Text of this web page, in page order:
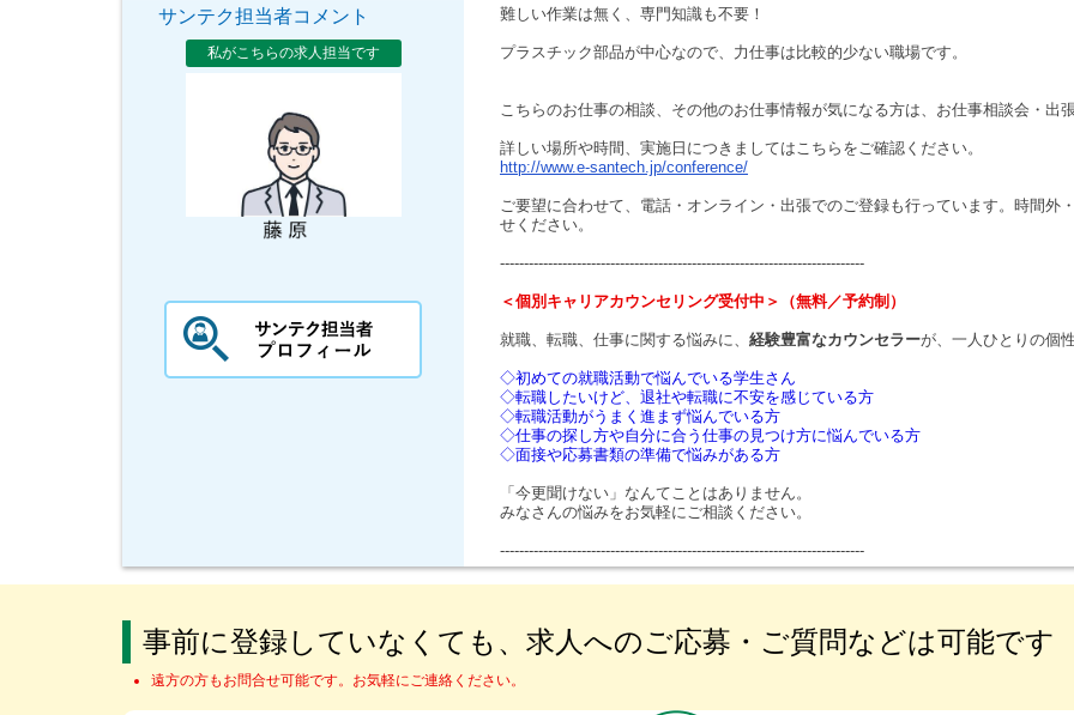
サンテク担当者コメント
私がこちらの求人担当です
難しい作業は無く、専門知識も不要！
プラスチック部品が中心なので、力仕事は比較的少ない職場です。
こちらのお仕事の相談、その他のお仕事情報が気になる方は、お仕事相談会・出
詳しい場所や時間、実施日につきましてはこちらをご確認ください。
http://www.e-santech.jp/conference/
ご要望に合わせて、電話・オンライン・出張でのご登録も行っています。時間外
せください。
----------------------------------------------------------------------------
＜個別キャリアカウンセリング受付中＞（無料／予約制）
就職、転職、仕事に関する悩みに、 経験豊富なカウンセラーが、一人ひとりの個
◇初めての就職活動で悩んでいる学生さん
◇転職したいけど、退社や転職に不安を感じている方
◇転職活動がうまく進まず悩んでいる方
◇仕事の探し方や自分に合う仕事の見つけ方に悩んでいる方
◇面接や応募書類の準備で悩みがある方
「今更聞けない」なんてことはありません。
みなさんの悩みをお気軽にご相談ください。
----------------------------------------------------------------------------
事前に登録していなくても、求人へのご応募・ご質問などは可能です
遠方の方もお問合せ可能です。お気軽にご連絡ください。